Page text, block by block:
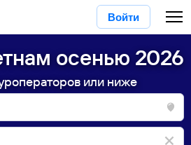
Войти
осенью 2026
или ниже